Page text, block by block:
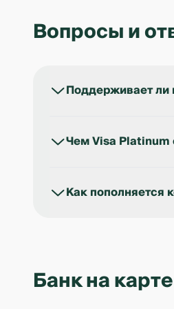
Вопросы и
Поддерживает ли
Чем Visa Platinum
премиум карт Visa.
Как пополняется
Банк на карте